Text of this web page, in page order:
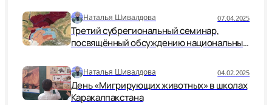
Наталья Шивалдова 07.04.2025
Третий субрегиональный семинар,
посвящённый обсуждению национальных
по криосфере и изменению климата,
состоялся 2–3 апреля 2025 года в
Самарканде.
Наталья Шивалдова 04.02.2025
День «Мигрирующих животных» в школах
Каракалпакстана